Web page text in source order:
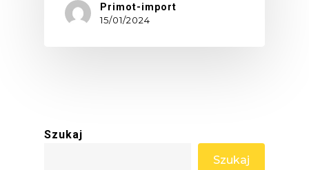
Primot-import
15/01/2024
Szukaj
Szukaj